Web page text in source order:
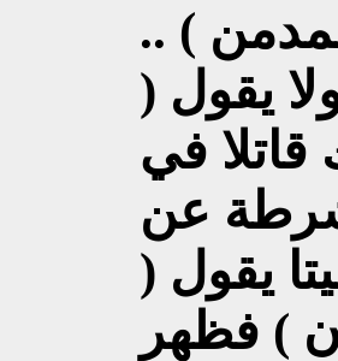
) ..
يقول (
في
عن
يقول (
) فظهر